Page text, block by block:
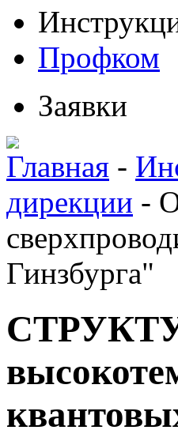
Профком
Заявки
Главная -
дирекции -
Гинзбурга"